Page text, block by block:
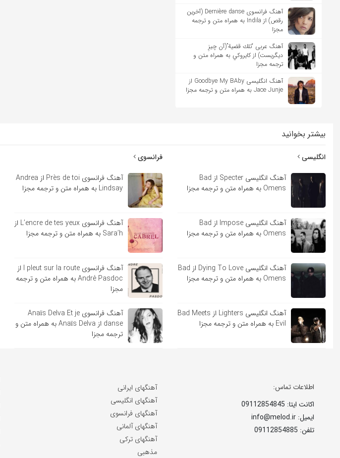
آهنگ فرانسوی Dernière danse (آخرین
رقص) از Indila به همراه متن و ترجمه
مجزا
آهنگ عربی “تلك قضية”(آن چیزِ
دیگریست) از كايروكي به همراه متن و
ترجمه مجزا
آهنگ انگلیسی Goodbye My BAby از
Jace Junje به همراه متن و ترجمه مجزا
بیشتر بخوانید
انگلیسی
آهنگ انگلیسی Specter از Bad
Omens به همراه متن و ترجمه مجزا
آهنگ انگلیسی Impose از Bad
Omens به همراه متن و ترجمه مجزا
آهنگ انگلیسی Dying To Love از Bad
Omens به همراه متن و ترجمه مجزا
آهنگ انگلیسی Lighters از Bad Meets
Evil به همراه متن و ترجمه مجزا
فرانسوی
آهنگ فرانسوی Près de toi از Andrea
Lindsay به همراه متن و ترجمه مجزا
آهنگ فرانسوی L’encre de tes yeux از
Sara’h به همراه متن و ترجمه مجزا
آهنگ فرانسوی l pleut sur la route از
André Pasdoc به همراه متن و ترجمه
مجزا
آهنگ فرانسوی Anaïs Delva Et je
danse از Anaïs Delva به همراه متن و
ترجمه مجزا
اطلاعات تماس:
اکانت ایتا: 09112854845
ایمیل: info@melod.ir
تلفن: 09112854885
آهنگهای ایرانی
آهنگهای انگلیسی
آهنگهای فرانسوی
آهنگهای آلمانی
آهنگهای ترکی
مذهبی